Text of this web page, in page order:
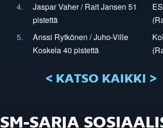
4.
Jaspar Vaher / Rait Jansen 51
pistettä
5.
Anssi Rytkönen / Juho-Ville
Koskela 40 pistettä
< KATSO KAIKKI >
SM-SARJA